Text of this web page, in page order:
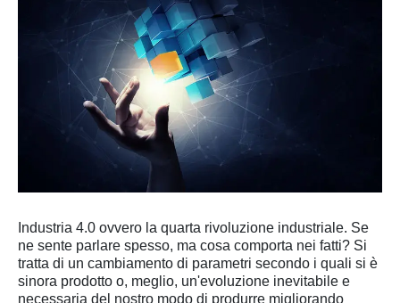
Industria 4.0 ovvero la quarta rivoluzione industriale. Se
ne sente parlare spesso, ma cosa comporta nei fatti? Si
tratta di un cambiamento di parametri secondo i quali si è
sinora prodotto o, meglio, un'evoluzione inevitabile e
necessaria del nostro modo di produrre migliorando